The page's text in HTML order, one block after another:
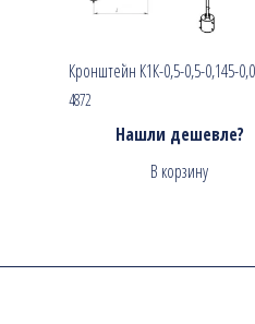
Кронштейн К1К-0,5-0,5-0,145-
4872
Нашли дешевле?
В корзину